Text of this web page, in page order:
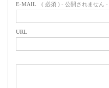
E-MAIL ( 必須 ) - 公開されません -
URL